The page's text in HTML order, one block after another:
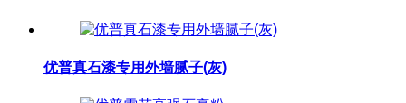
优普真石漆专用外墙腻子(灰)